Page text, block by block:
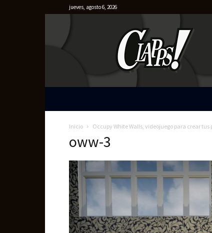
jueves, agosto 6, 2026
Inicio Occupy White Walls, videojuego para crear
oww-3